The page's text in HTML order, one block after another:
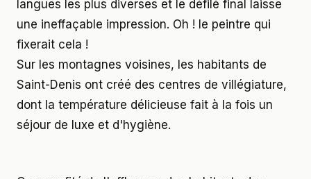
langues les plus diverses et le défilé final laisse
une ineffaçable impression. Oh ! le peintre qui
fixerait cela !
Sur les montagnes voisines, les habitants de
Saint-Denis ont créé des centres de villégiature,
dont la température délicieuse fait à la fois un
séjour de luxe et d'hygiène.